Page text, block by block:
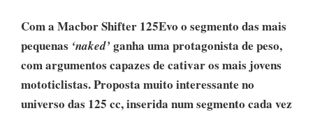
Com a Macbor Shifter 125Evo o segmento das mais
pequenas ‘naked’ ganha uma protagonista de peso,
com argumentos capazes de cativar os mais jovens
mototiclistas. Proposta muito interessante no
universo das 125 cc, inserida num segmento cada vez